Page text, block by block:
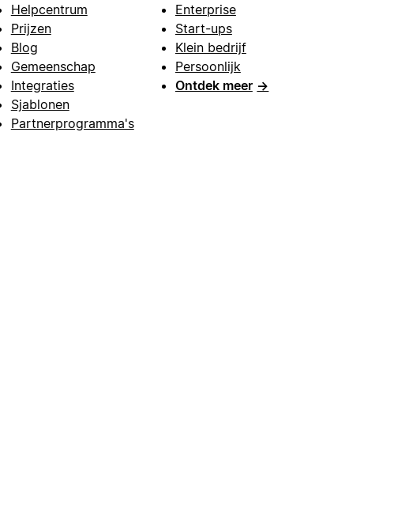
Helpcentrum
Prijzen
Blog
Gemeenschap
Integraties
Sjablonen
Partnerprogramma's
Enterprise
Start-ups
Klein bedrijf
Persoonlijk
Ontdek meer →